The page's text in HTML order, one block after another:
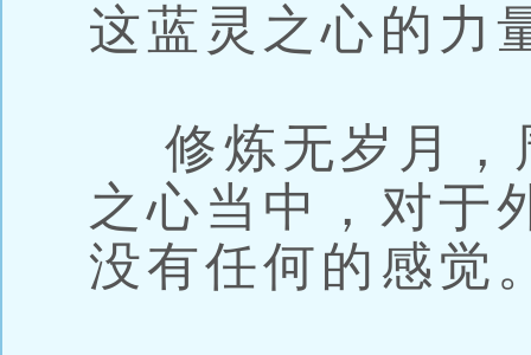
这蓝灵之心的力
修炼无岁月，
之心当中，对于
没有任何的感觉